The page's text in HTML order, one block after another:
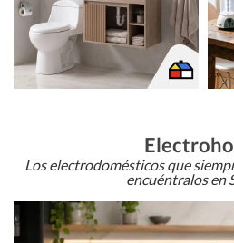
Los electrodomésticos que
encuéntralos en